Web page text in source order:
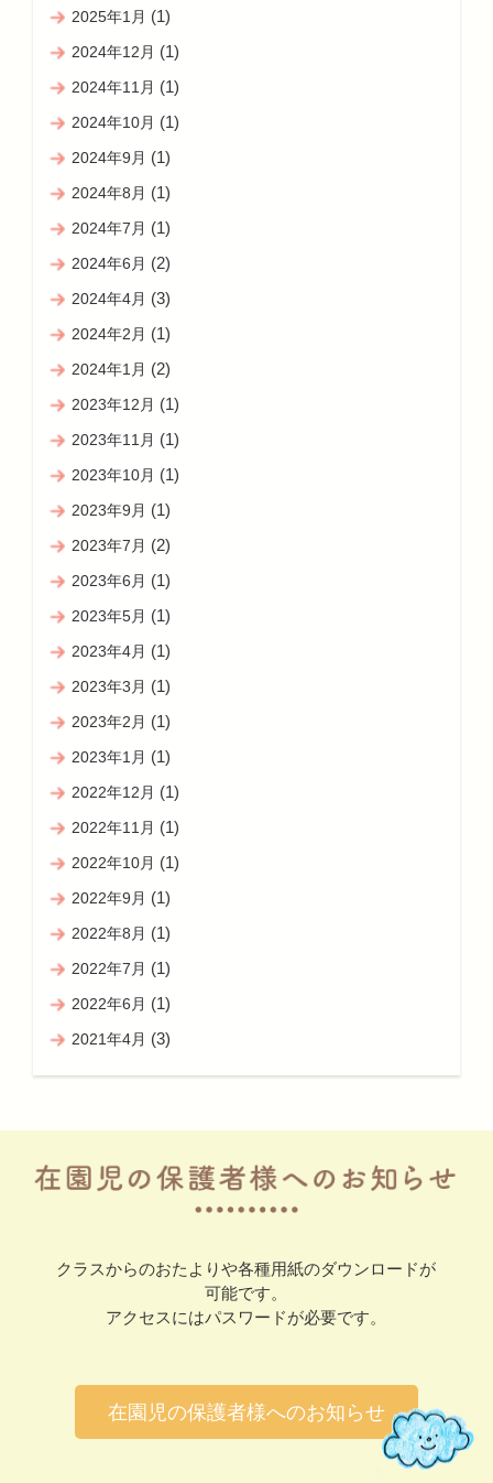
2025年1月 (1)
2024年12月 (1)
2024年11月 (1)
2024年10月 (1)
2024年9月 (1)
2024年8月 (1)
2024年7月 (1)
2024年6月 (2)
2024年4月 (3)
2024年2月 (1)
2024年1月 (2)
2023年12月 (1)
2023年11月 (1)
2023年10月 (1)
2023年9月 (1)
2023年7月 (2)
2023年6月 (1)
2023年5月 (1)
2023年4月 (1)
2023年3月 (1)
2023年2月 (1)
2023年1月 (1)
2022年12月 (1)
2022年11月 (1)
2022年10月 (1)
2022年9月 (1)
2022年8月 (1)
2022年7月 (1)
2022年6月 (1)
2021年4月 (3)
クラスからのおたよりや各種用紙のダウンロードが
可能です。
アクセスにはパスワードが必要です。
在園児の保護者様へのお知らせ